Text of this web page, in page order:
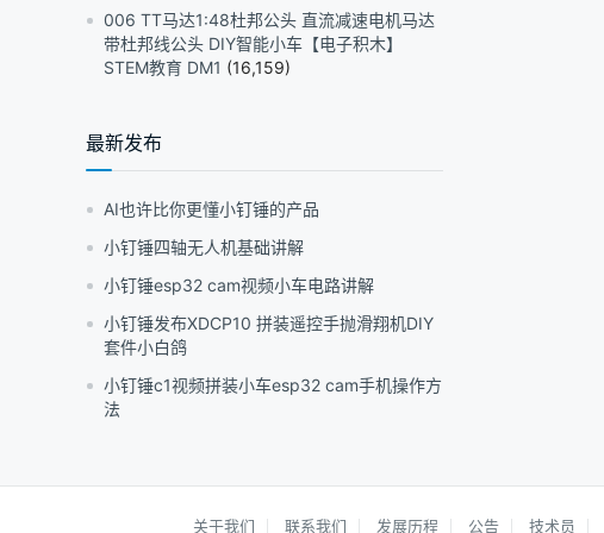
006 TT马达1:48杜邦公头 直流减速电机马达
带杜邦线公头 DIY智能小车【电子积木】
STEM教育 DM1 (16,159)
最新发布
AI也许比你更懂小钉锤的产品
小钉锤四轴无人机基础讲解
小钉锤esp32 cam视频小车电路讲解
小钉锤发布XDCP10 拼装遥控手抛滑翔机DIY
套件小白鸽
小钉锤c1视频拼装小车esp32 cam手机操作方
法
关于我们 联系我们 发展历程 公告 技术员